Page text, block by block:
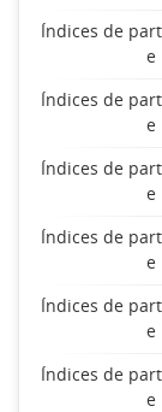
Índices de
e
Índices de
e
Índices de
e
Índices de
e
Índices de
e
Índices de
e